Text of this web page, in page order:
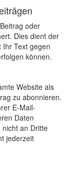
oder
Dies dient der
Ihr Text gegen
können.
Website als
zu abonnieren.
E-Mail-
Daten
an Dritte
jederzeit